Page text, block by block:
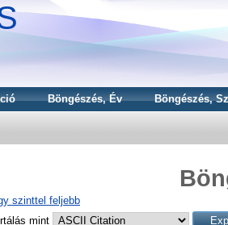
Böngészés, Év Böngészés,
szinttel feljebb
mint